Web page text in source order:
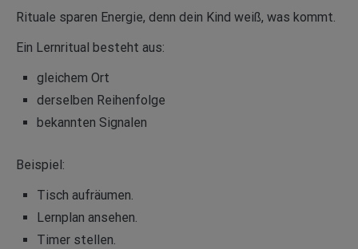
Rituale sparen Energie, denn dein Kind weiß, was kommt.
Ein Lernritual besteht aus:
gleichem Ort
derselben Reihenfolge
bekannten Signalen
Beispiel:
Tisch aufräumen.
Lernplan ansehen.
Timer stellen.